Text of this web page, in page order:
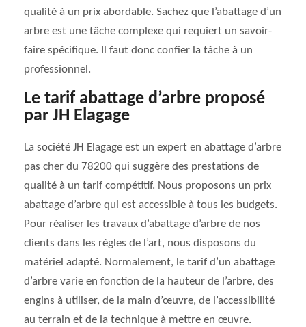
qualité à un prix abordable. Sachez que l’abattage d’un
arbre est une tâche complexe qui requiert un savoir-
faire spécifique. Il faut donc confier la tâche à un
professionnel.
Le tarif abattage d’arbre proposé
par JH Elagage
La société JH Elagage est un expert en abattage d’arbre
pas cher du 78200 qui suggère des prestations de
qualité à un tarif compétitif. Nous proposons un prix
abattage d’arbre qui est accessible à tous les budgets.
Pour réaliser les travaux d’abattage d’arbre de nos
clients dans les règles de l’art, nous disposons du
matériel adapté. Normalement, le tarif d’un abattage
d’arbre varie en fonction de la hauteur de l’arbre, des
engins à utiliser, de la main d’œuvre, de l’accessibilité
au terrain et de la technique à mettre en œuvre.